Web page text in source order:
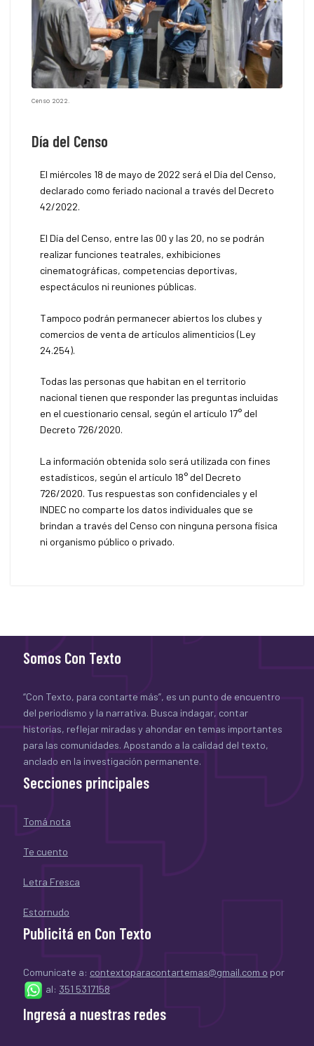
Censo 2022.
Día del Censo
El miércoles 18 de mayo de 2022 será el Día del Censo,
declarado como feriado nacional a través del Decreto
42/2022.
El Día del Censo, entre las 00 y las 20, no se podrán
realizar funciones teatrales, exhibiciones
cinematográficas, competencias deportivas,
espectáculos ni reuniones públicas.
Tampoco podrán permanecer abiertos los clubes y
comercios de venta de artículos alimenticios (Ley
24.254).
Todas las personas que habitan en el territorio
nacional tienen que responder las preguntas incluidas
en el cuestionario censal, según el artículo 17° del
Decreto 726/2020.
La información obtenida solo será utilizada con fines
estadísticos, según el artículo 18° del Decreto
726/2020. Tus respuestas son confidenciales y el
INDEC no comparte los datos individuales que se
brindan a través del Censo con ninguna persona física
ni organismo público o privado.
Somos Con Texto
“Con Texto, para contarte más”, es un punto de encuentro
del periodismo y la narrativa. Busca indagar, contar
historias, reflejar miradas y ahondar en temas importantes
para las comunidades. Apostando a la calidad del texto,
anclado en la investigación permanente.
Secciones principales
Tomá nota
Te cuento
Letra Fresca
Estornudo
Publicitá en Con Texto
Comunicate a: contextoparacontartemas@gmail.com o por
al: 351 5317158
Ingresá a nuestras redes